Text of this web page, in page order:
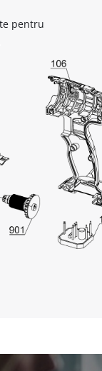
pentru